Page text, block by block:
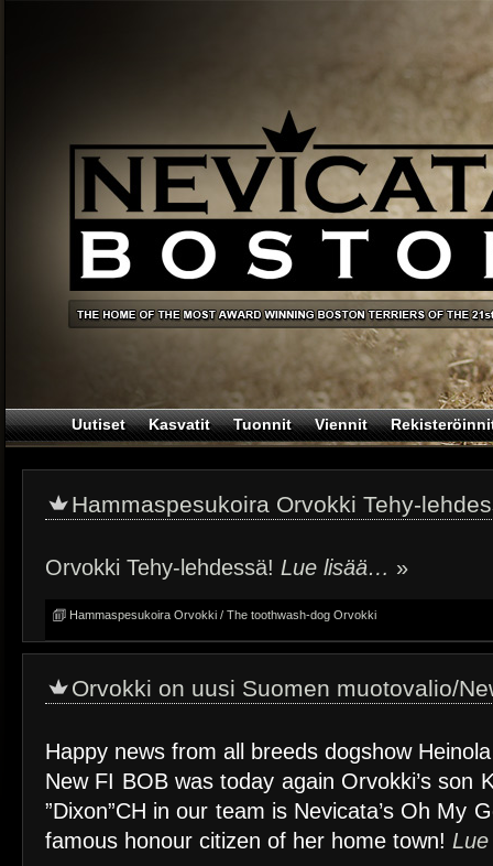
Uutiset Kasvatit Tuonnit Viennit
Hammaspesukoira Orvokki Tehy-
Orvokki Tehy-lehdessä! Lue lisää… »
Hammaspesukoira Orvokki / The toothwash-dog Orvokki
Orvokki on uusi Suomen muotovalio/
Happy news from all breeds dogshow
New FI BOB was today again Orvokki’s son
”Dixon”CH in our team is Nevicata’s Oh My
famous honour citizen of her home town!